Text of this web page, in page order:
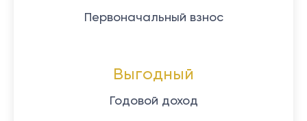
Первоначальный взнос
Выгодный
Годовой доход